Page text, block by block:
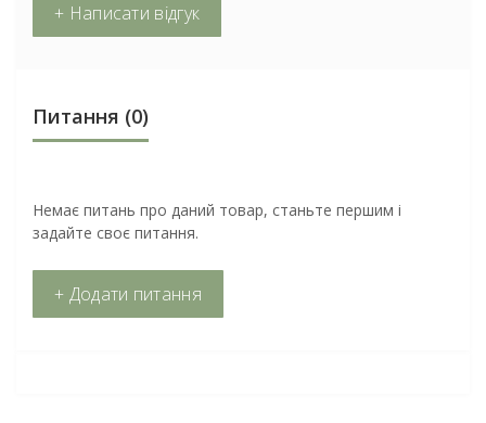
+ Написати відгук
Питання (0)
Немає питань про даний товар, станьте першим і
задайте своє питання.
+ Додати питання